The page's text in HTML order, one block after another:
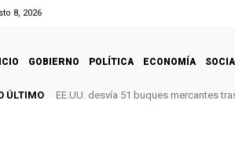
8, 2026
GOBIERNO POLÍTICA ECONOMÍA
ÚLTIMO EE.UU. desvía 51 buques mercantes